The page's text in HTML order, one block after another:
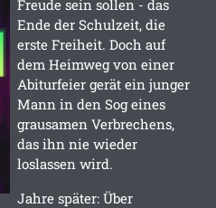
Freude sein sollen - das
Ende der Schulzeit, die
erste Freiheit. Doch auf
dem Heimweg von einer
Abiturfeier gerät ein junger
Mann in den Sog eines
grausamen Verbrechens,
das ihn nie wieder
loslassen wird.
Jahre später: Über